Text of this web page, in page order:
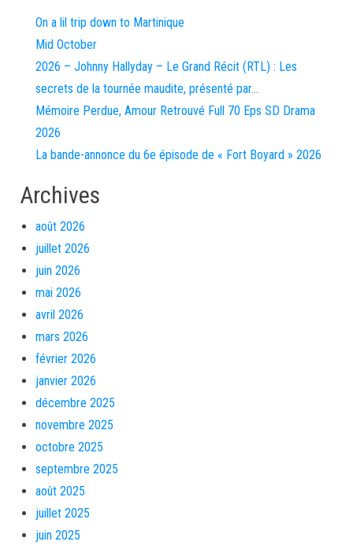
On a lil trip down to Martinique
Mid October
2026 – Johnny Hallyday – Le Grand Récit (RTL) : Les
secrets de la tournée maudite, présenté par…
Mémoire Perdue, Amour Retrouvé Full 70 Eps SD Drama
2026
La bande-annonce du 6e épisode de « Fort Boyard » 2026
Archives
août 2026
juillet 2026
juin 2026
mai 2026
avril 2026
mars 2026
février 2026
janvier 2026
décembre 2025
novembre 2025
octobre 2025
septembre 2025
août 2025
juillet 2025
juin 2025